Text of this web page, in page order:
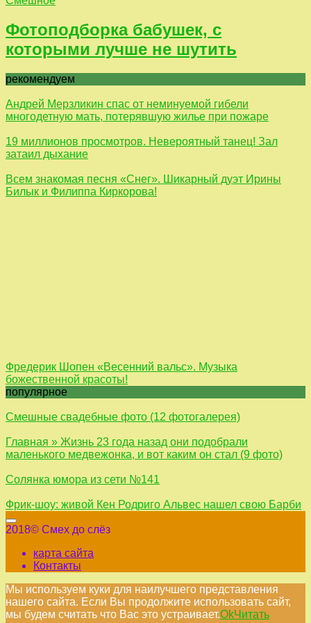
Фотоподборка бабушек, с
которыми лучше не шутить
рекомендуем
Андрей Мерзликин спас от неминуемой гибели
многодетную мать, потерявшую жилье при пожаре
19 миллионов просмотров. Невероятный танец! Зал
затаил дыхание
Всем знакомая песня «Снег». Шикарный дуэт Ирины
Билык и Филиппа Киркорова!
Фредерик Шопен «Весенний вальс». Музыка
божественной красоты!
популярное
Смешные свадебные фото (12 фотогалерея)
Главная » Жизнь 23 года назад они подобрали
маленького медвежонка, и вот каким он стал (9 фото)
Солянка юмора из сети №141
Фрик-шоу: живой Кен Родриго Альвес нашел свою Барби
2018© Смех до слёз
карта сайта
Контакты
Мы используем куки для наилучшего представления
нашего сайта. Если Вы продолжите использовать сайт,
мы будем считать что Вас это устраивает.OkЧитать